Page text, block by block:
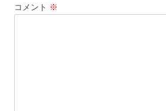
ン
コメント ※